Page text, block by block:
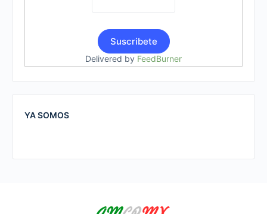
Delivered by FeedBurner
YA SOMOS